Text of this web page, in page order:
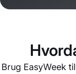
Brug EasyWeek